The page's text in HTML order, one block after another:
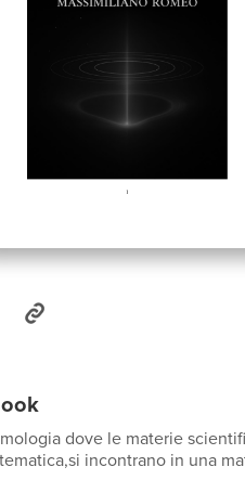
dove le materie
incontrano in una